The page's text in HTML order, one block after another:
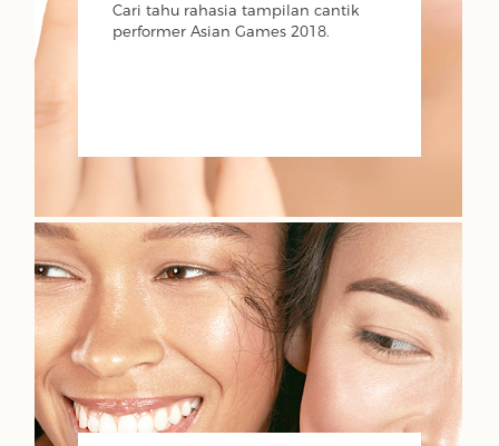
Cari tahu rahasia tampilan cantik
performer Asian Games 2018.